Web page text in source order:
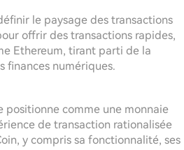
le paysage des transactions
offrir des transactions rapides,
Ethereum, tirant parti de la
finances numériques.
positionne comme une monnaie
de transaction rationalisée
y compris sa fonctionnalité, ses